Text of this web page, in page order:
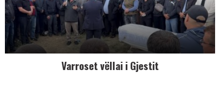
Varroset vëllai i Gjestit